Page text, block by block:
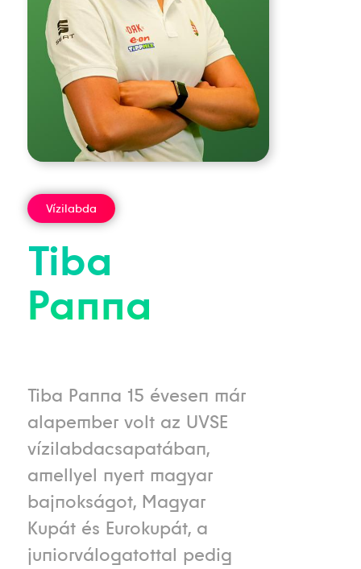
Vízilabda
Tiba
Panna
Tiba Panna 15 évesen már
alapember volt az UVSE
vízilabdacsapatában,
amellyel nyert magyar
bajnokságot, Magyar
Kupát és Eurokupát, a
juniorválogatottal pedig